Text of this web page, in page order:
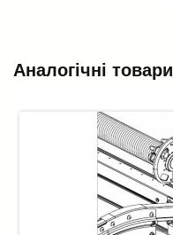
Аналогічні товари